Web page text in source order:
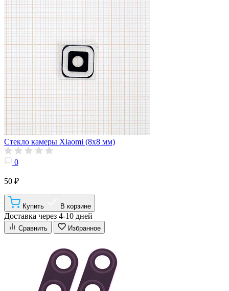
Стекло камеры Xiaomi (8x8 мм)
0
50 ₽
Купить В корзине
Доставка через 4-10 дней
Сравнить Избранное